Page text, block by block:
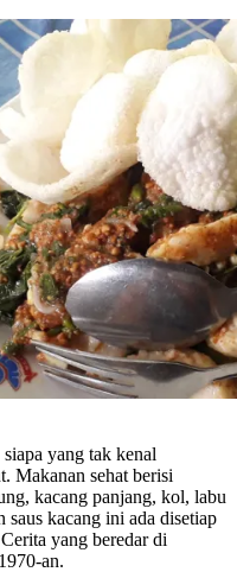
yang tak kenal
Makanan sehat berisi
kacang panjang, kol, labu
saus kacang ini ada disetiap
yang beredar di
an.